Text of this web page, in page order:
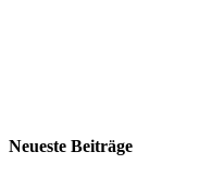
Neueste Beiträge